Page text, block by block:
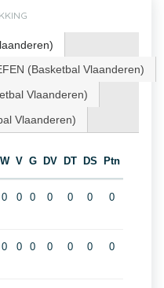
(Basketbal Vlaanderen)
Vlaanderen)
Vlaanderen)
W V G DV DT DS Ptn
0 0 0 0 0 0 0
0 0 0 0 0 0 0